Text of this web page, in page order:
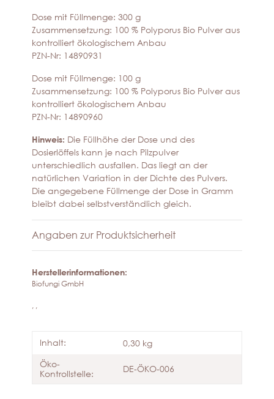
Dose mit Füllmenge: 300 g
Zusammensetzung: 100 % Polyporus Bio Pulver aus
kontrolliert ökologischem Anbau
PZN-Nr: 14890931
Dose mit Füllmenge: 100 g
Zusammensetzung: 100 % Polyporus Bio Pulver aus
kontrolliert ökologischem Anbau
PZN-Nr: 14890960
Hinweis: Die Füllhöhe der Dose und des
Dosierlöffels kann je nach Pilzpulver
unterschiedlich ausfallen. Das liegt an der
natürlichen Variation in der Dichte des Pulvers.
Die angegebene Füllmenge der Dose in Gramm
bleibt dabei selbstverständlich gleich.
Angaben zur Produktsicherheit
Herstellerinformationen:
Biofungi GmbH
, ,
Inhalt:
0,30 kg
Öko-
Kontrollstelle:
DE-ÖKO-006